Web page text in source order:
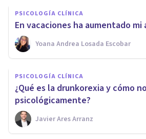
PSICOLOGÍA CLÍNICA
En vacaciones ha aumentado mi
Yoana Andrea Losada Escobar
PSICOLOGÍA CLÍNICA
¿Qué es la drunkorexia y cómo
psicológicamente?
Javier Ares Arranz